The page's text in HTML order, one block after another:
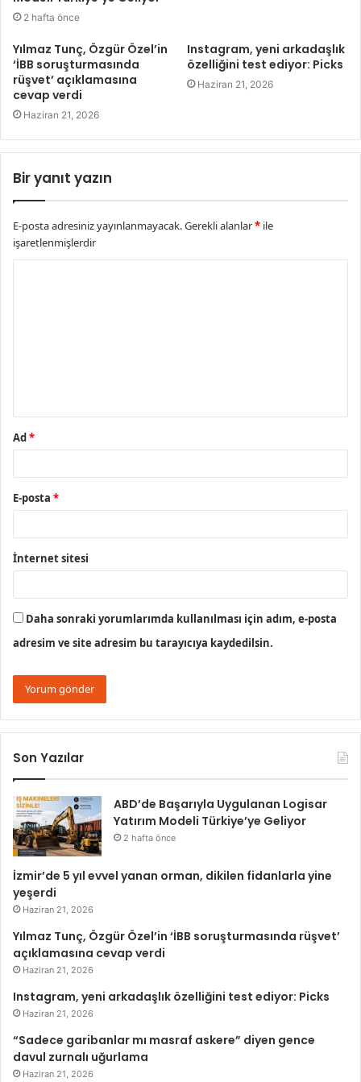
2 hafta önce
Yılmaz Tunç, Özgür Özel’in
‘İBB soruşturmasında
rüşvet’ açıklamasına
cevap verdi
Haziran 21, 2026
Instagram, yeni arkadaşlık
özelliğini test ediyor: Picks
Haziran 21, 2026
Bir yanıt yazın
E-posta adresiniz yayınlanmayacak.Gerekli alanlar* ile
işaretlenmişlerdir
Ad*
E-posta *
İnternet sitesi
Daha sonraki yorumlarımda kullanılması için adım, e-posta
adresim ve site adresim bu tarayıcıya kaydedilsin.
Son Yazılar
ABD’de Başarıyla Uygulanan Logisar
Yatırım Modeli Türkiye’ye Geliyor
2 hafta önce
İzmir’de 5 yıl evvel yanan orman, dikilen fidanlarla yine
yeşerdi
Haziran 21, 2026
Yılmaz Tunç, Özgür Özel’in ‘İBB soruşturmasında rüşvet’
açıklamasına cevap verdi
Haziran 21, 2026
Instagram, yeni arkadaşlık özelliğini test ediyor: Picks
Haziran 21, 2026
“Sadece garibanlar mı masraf askere” diyen gence
davul zurnalı uğurlama
Haziran 21, 2026